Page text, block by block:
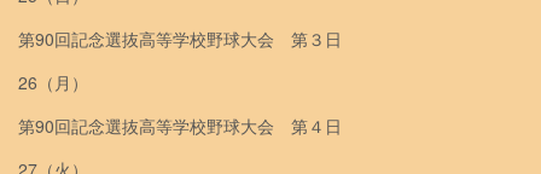
第90回記念選抜高等学校野球大会 第３日
26（月）
第90回記念選抜高等学校野球大会 第４日
27（火）